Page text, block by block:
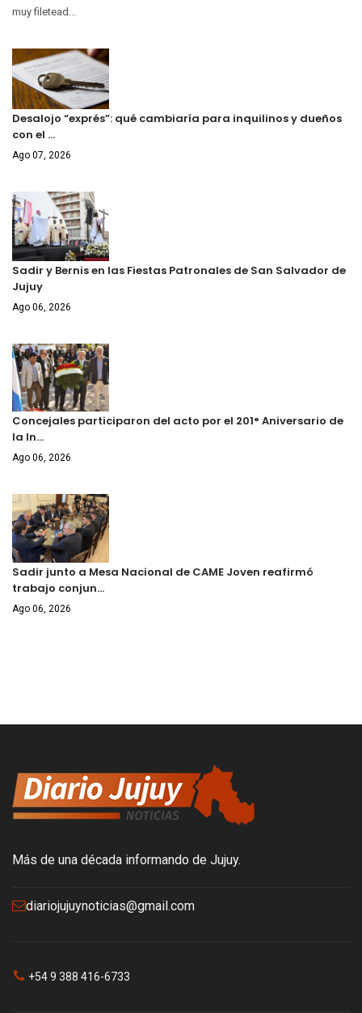
muy filetead...
Desalojo “exprés”: qué cambiaría para inquilinos y dueños
con el …
Ago 07, 2026
Sadir y Bernis en las Fiestas Patronales de San Salvador de
Jujuy
Ago 06, 2026
Concejales participaron del acto por el 201° Aniversario de
la In…
Ago 06, 2026
Sadir junto a Mesa Nacional de CAME Joven reafirmó
trabajo conjun…
Ago 06, 2026
Más de una década informando de Jujuy.
diariojujuynoticias@gmail.com
+54 9 388 416-6733